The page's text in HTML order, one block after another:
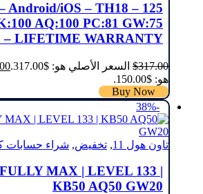
– Android/iOS – TH18 –
AQ:100 PC:81 GW:75
– LIFETIME WARRANTY
$317.00 السعر الأصلي هو: $317.00.
هو: $150.00.
Buy Now
-38%
تاون هول 11 , تخفيض, شراء حسابات
MAX | LEVEL 133 |
KB50 AQ50 GW20